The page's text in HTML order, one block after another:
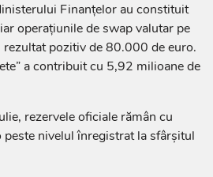
Finanțelor au constituit
operațiunile de swap valutar pe
rezultat pozitiv de 80.000 de euro.
a contribuit cu 5,92 milioane de
rezervele oficiale rămân cu
nivelul înregistrat la sfârșitul